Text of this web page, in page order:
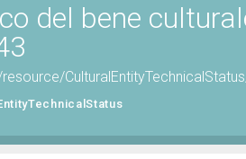
del bene